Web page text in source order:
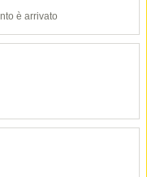
è arrivato